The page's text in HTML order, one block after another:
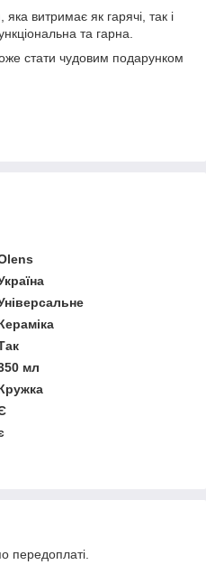
витримає як гарячі, так і
та гарна.
стати чудовим подарунком
мл
передоплаті.